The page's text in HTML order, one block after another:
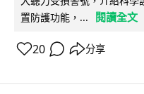
置防護功能，...
閱讀全文
20 分享